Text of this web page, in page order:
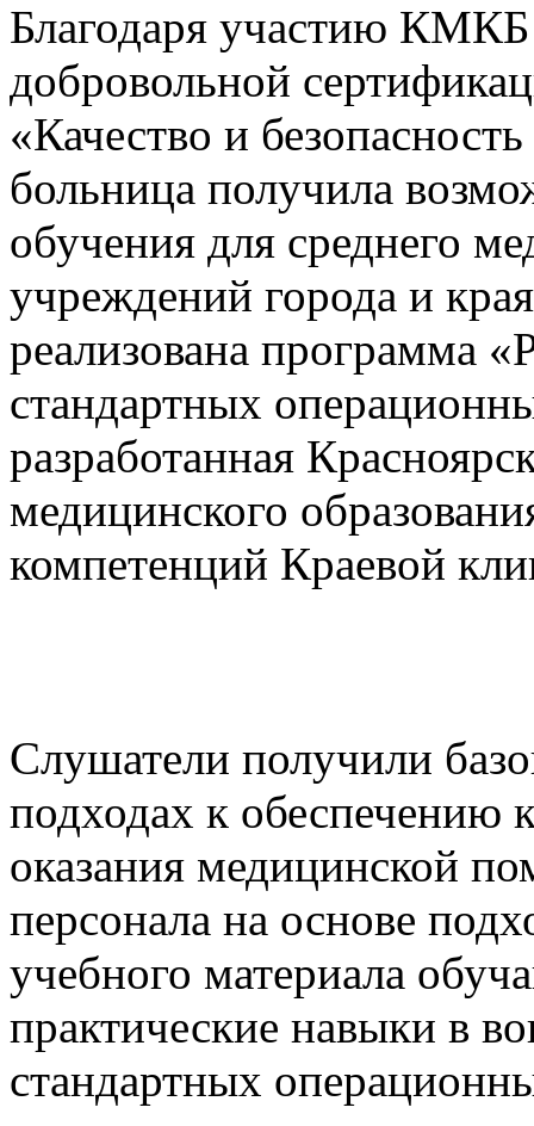
Благодаря участию
добровольной
«Качество и
больница получила
обучения для среднего
учреждений города и
реализована программа
стандартных
разработанная
медицинского
компетенций Краевой
Слушатели получили
подходах к обеспечению
оказания медицинской
персонала на основе
учебного материала
практические навыки в
стандартных